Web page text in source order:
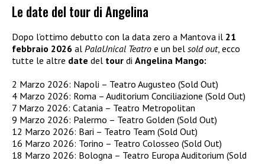
Le date del tour di Angelina
Dopo l’ottimo debutto con la data zero a Mantova il 21
febbraio 2026 al PalaUnical Teatro e un bel sold out, ecco
tutte le altre date del tour di Angelina Mango:
2 Marzo 2026: Napoli – Teatro Augusteo (Sold Out)
4 Marzo 2026: Roma – Auditorium Conciliazione (Sold Out)
7 Marzo 2026: Catania – Teatro Metropolitan
9 Marzo 2026: Palermo – Teatro Golden (Sold Out)
12 Marzo 2026: Bari – Teatro Team (Sold Out)
16 Marzo 2026: Torino – Teatro Colosseo (Sold Out)
18 Marzo 2026: Bologna – Teatro Europa Auditorium (Sold